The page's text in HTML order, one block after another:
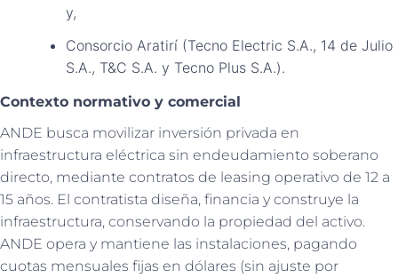
y,
Consorcio Aratirí (Tecno Electric S.A., 14 de Julio
S.A., T&C S.A. y Tecno Plus S.A.).
Contexto normativo y comercial
ANDE busca movilizar inversión privada en
infraestructura eléctrica sin endeudamiento soberano
directo, mediante contratos de leasing operativo de 12 a
15 años. El contratista diseña, financia y construye la
infraestructura, conservando la propiedad del activo.
ANDE opera y mantiene las instalaciones, pagando
cuotas mensuales fijas en dólares (sin ajuste por